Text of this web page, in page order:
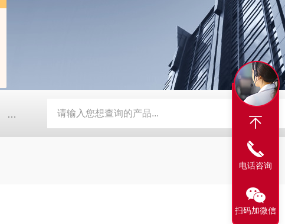
SG-3039系列数显恒温测速电动搅拌器 TP-数显自动恒温不锈
电话咨询
扫码加微信